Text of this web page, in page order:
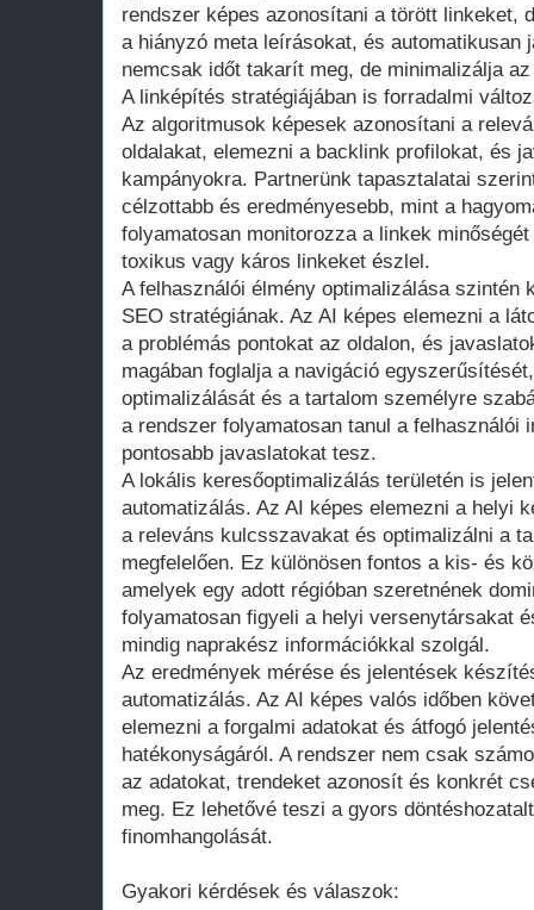
rendszer képes azonosítani a törött linkeket,
a hiányzó meta leírásokat, és automatikusan
nemcsak időt takarít meg, de minimalizálja
A linképítés stratégiájában is forradalmi
Az algoritmusok képesek azonosítani a
oldalakat, elemezni a backlink profilokat, és
kampányokra. Partnerünk tapasztalatai
célzottabb és eredményesebb, mint a
folyamatosan monitorozza a linkek
toxikus vagy káros linkeket észlel.
A felhasználói élmény optimalizálása szintén
SEO stratégiának. Az AI képes elemezni a
a problémás pontokat az oldalon, és
magában foglalja a navigáció
optimalizálását és a tartalom személyre
a rendszer folyamatosan tanul a felhasználói
pontosabb javaslatokat tesz.
A lokális keresőoptimalizálás területén is
automatizálás. Az AI képes elemezni a helyi
a releváns kulcsszavakat és optimalizálni a
megfelelően. Ez különösen fontos a kis- és
amelyek egy adott régióban szeretnének
folyamatosan figyeli a helyi versenytársakat
mindig naprakész információkkal szolgál.
Az eredmények mérése és jelentések
automatizálás. Az AI képes valós időben
elemezni a forgalmi adatokat és átfogó
hatékonyságáról. A rendszer nem csak
az adatokat, trendeket azonosít és konkrét
meg. Ez lehetővé teszi a gyors
finomhangolását.
Gyakori kérdések és válaszok: